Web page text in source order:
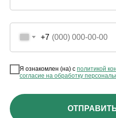
+7
Я ознакомлен (на) с политикой
согласие на обработку